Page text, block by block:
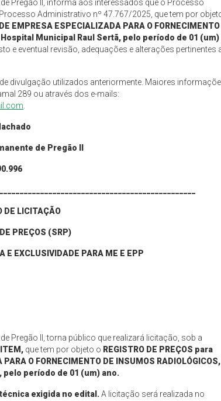
Pregão II, informa aos interessados que o Processo
Administrativo nº 47.767/2025, que tem por
EMPRESA ESPECIALIZADA PARA O FORNECIMENTO
Hospital Municipal Raul Sertã, pelo período de 01 (um)
e eventual revisão, adequações e alterações pertinentes
divulgação utilizados anteriormente. Maiores
289 ou através dos e-mails:
de Pregão II
DE LICITAÇÃO
PREÇOS (SRP)
E EXCLUSIVIDADE PARA ME E EPP
Pregão II, torna público que realizará licitação, sob a
ITEM, que tem por objeto o REGISTRO DE PREÇOS para
O FORNECIMENTO DE INSUMOS RADIOLÓGICOS,
, pelo período de 01 (um) ano.
exigida no edital.A licitação será realizada no